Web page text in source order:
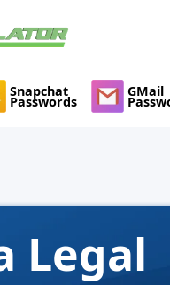
Snapchat
Passwords
GMail
Legal